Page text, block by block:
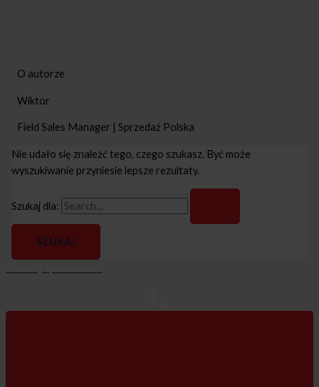
O autorze
Wiktor
Field Sales Manager | Sprzedaż Polska
Nie udało się znaleźć tego, czego szukasz. Być może
wyszukiwanie przyniesie lepsze rezultaty.
Szukaj dla: